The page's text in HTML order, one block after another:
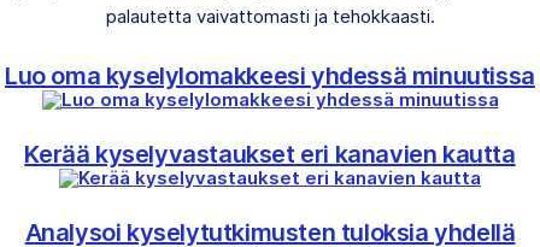
palautetta vaivattomasti ja tehokkaasti.
Luo oma kyselylomakkeesi yhdessä minuutissa
Kerää kyselyvastaukset eri kanavien kautta
Analysoi kyselytutkimusten tuloksia yhdellä